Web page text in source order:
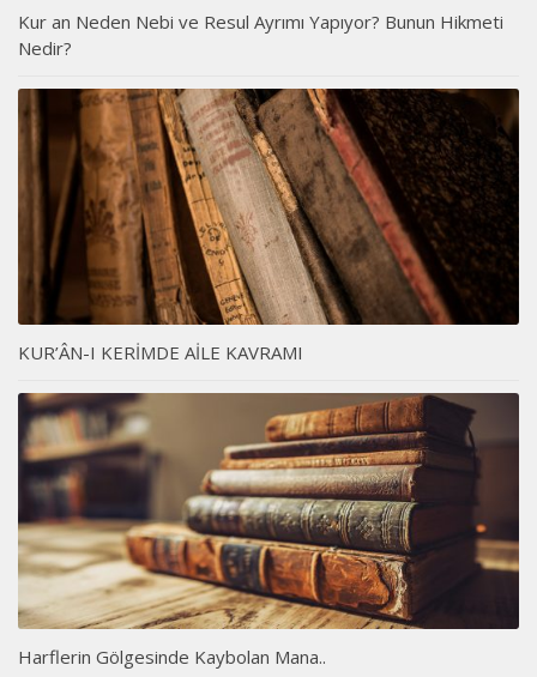
Kur an Neden Nebi ve Resul Ayrımı Yapıyor? Bunun Hikmeti
Nedir?
KUR’ÂN-I KERİMDE AİLE KAVRAMI
Harflerin Gölgesinde Kaybolan Mana..